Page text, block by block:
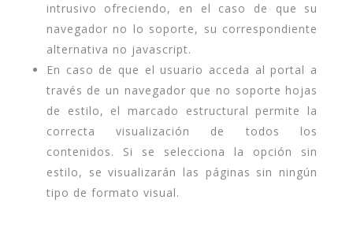
intrusivo ofreciendo, en el caso de que su
navegador no lo soporte, su correspondiente
alternativa no javascript.
En caso de que el usuario acceda al portal a
través de un navegador que no soporte hojas
de estilo, el marcado estructural permite la
correcta visualización de todos los
contenidos. Si se selecciona la opción sin
estilo, se visualizarán las páginas sin ningún
tipo de formato visual.